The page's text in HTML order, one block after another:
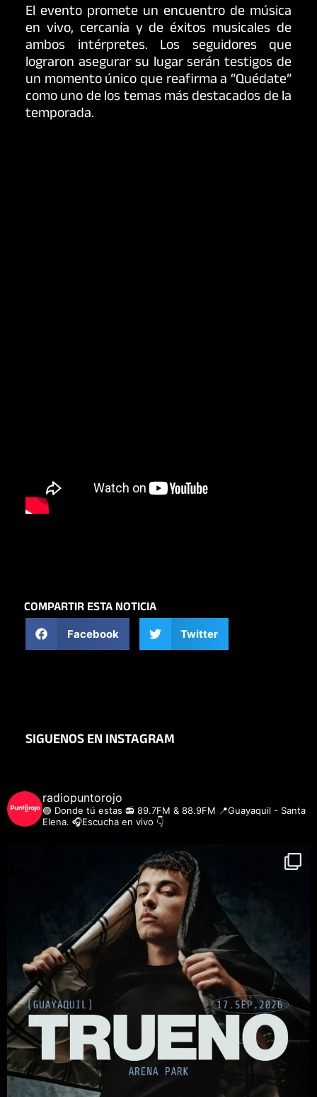
El evento promete un encuentro de música
en vivo, cercanía y de éxitos musicales de
ambos intérpretes. Los seguidores que
lograron asegurar su lugar serán testigos de
un momento único que reafirma a “Quédate”
como uno de los temas más destacados de la
temporada.
COMPARTIR ESTA NOTICIA
Facebook Twitter
SIGUENOS EN INSTAGRAM
radiopuntorojo
🟣 Donde tú estas 📻 89.7FM & 88.9FM 📍Guayaquil - Santa
Elena. 🎧Escucha en vivo 👇